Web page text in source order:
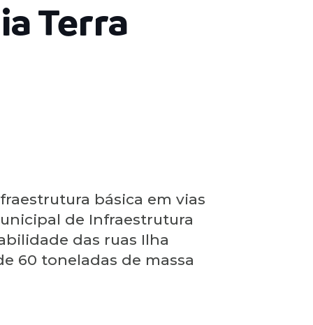
Terra
básica em vias
de Infraestrutura
das ruas Ilha
60 toneladas de massa